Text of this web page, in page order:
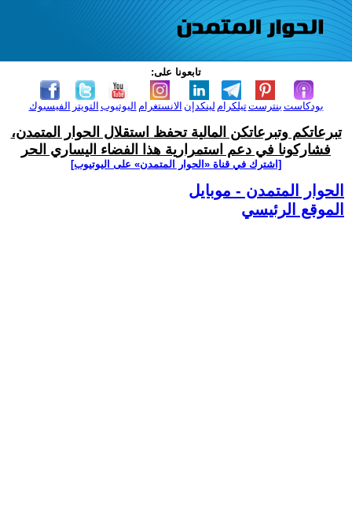
تابعونا على:
الفيسبوك التويتر اليوتيوب الانستغرام لينكدإن تيلكرامبنترست بودكاست
تبرعاتكم وتبرعاتكن المالية تحفظ استقلال الحوار المتمدن،
فشاركونا في دعم استمرارية هذا الفضاء اليساري الحر
[اشترك في قناة ‫«الحوار المتمدن» على اليوتيوب]
الحوار المتمدن - موبايل
الموقع الرئيسي